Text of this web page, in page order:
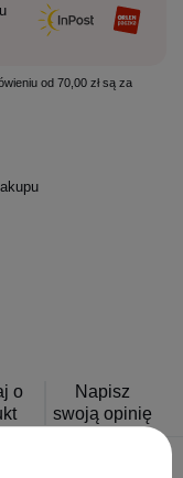
od 70,00 zł są za
o
Napisz
swoją opinię